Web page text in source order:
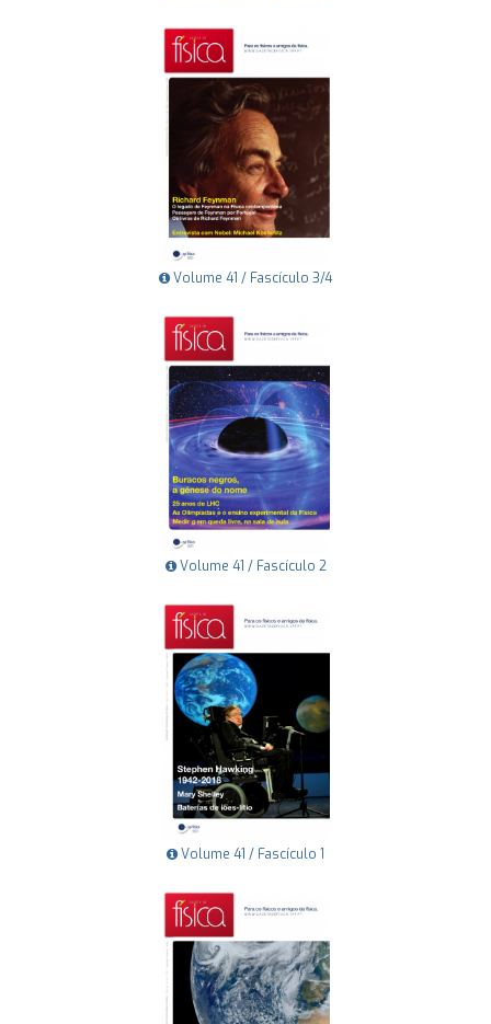
Volume 41 / Fascículo 3/4
Volume 41 / Fascículo 2
Volume 41 / Fascículo 1